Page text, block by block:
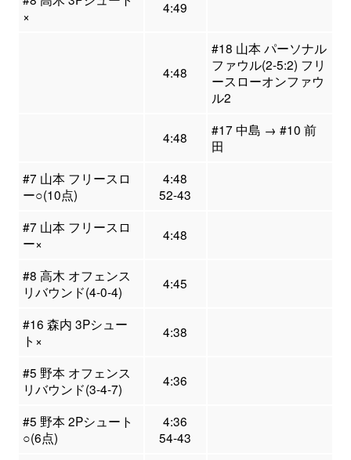
×
4:49
4:48
#18 山本 パーソナル
ファウル(2-5:2) フリ
ースローオンファウ
ル2
4:48
#17 中島 → #10 前
田
#7 山本 フリースロ
ー○(10点)
4:48
52-43
#7 山本 フリースロ
ー×
4:48
#8 高木 オフェンス
リバウンド(4-0-4)
4:45
#16 森内 3Pシュー
ト×
4:38
#5 野本 オフェンス
リバウンド(3-4-7)
4:36
#5 野本 2Pシュート
○(6点)
4:36
54-43